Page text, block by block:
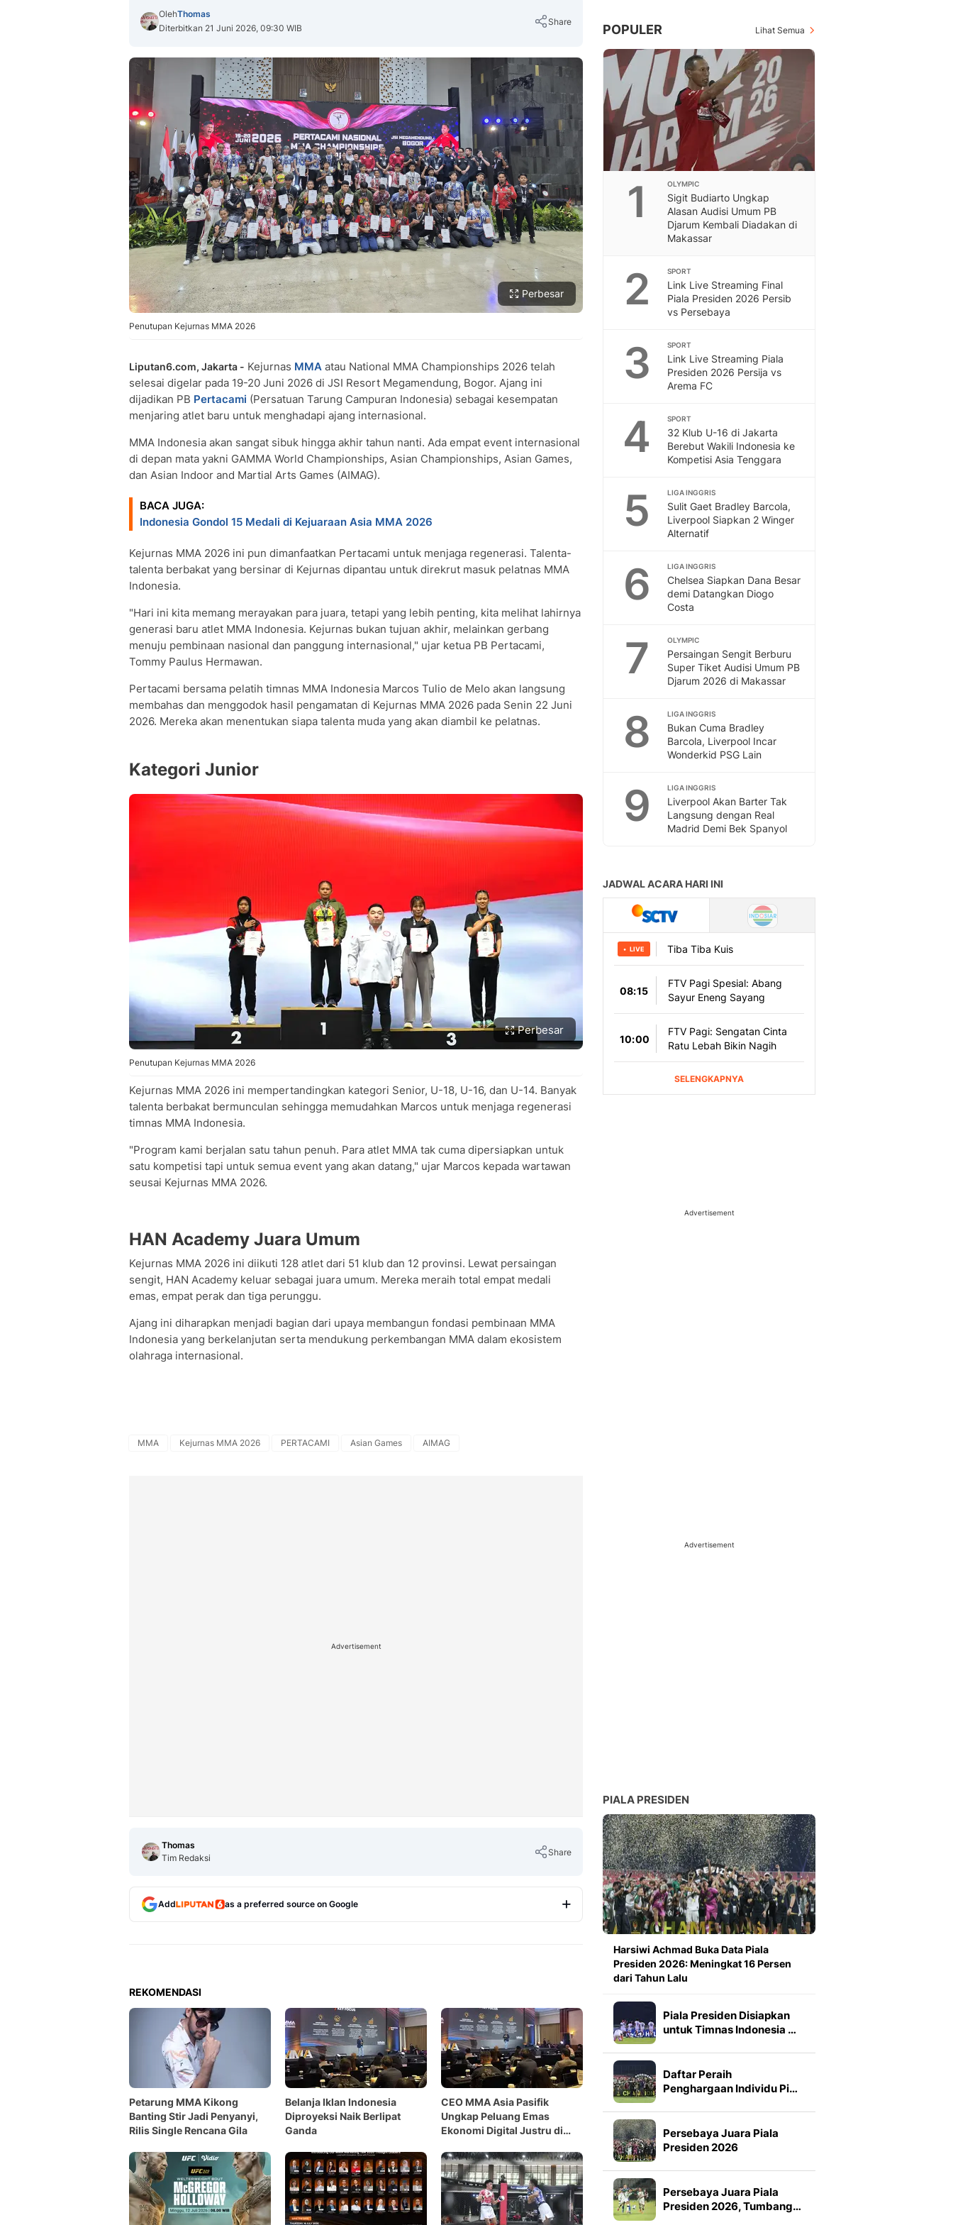
OlehThomas
Diterbitkan 21 Juni 2026, 09:30 WIB
Share
Copy Link
Perbesar
Penutupan Kejurnas MMA 2026
Liputan6.com, Jakarta - Kejurnas MMA atau National MMA Championships 2026 telah
selesai digelar pada 19-20 Juni 2026 di JSI Resort Megamendung, Bogor. Ajang ini
dijadikan PB Pertacami (Persatuan Tarung Campuran Indonesia) sebagai kesempatan
menjaring atlet baru untuk menghadapi ajang internasional.
MMA Indonesia akan sangat sibuk hingga akhir tahun nanti. Ada empat event internasional
di depan mata yakni GAMMA World Championships, Asian Championships, Asian Games,
dan Asian Indoor and Martial Arts Games (AIMAG).
BACA JUGA:
Indonesia Gondol 15 Medali di Kejuaraan Asia MMA 2026
Kejurnas MMA 2026 ini pun dimanfaatkan Pertacami untuk menjaga regenerasi. Talenta-
talenta berbakat yang bersinar di Kejurnas dipantau untuk direkrut masuk pelatnas MMA
Indonesia.
"Hari ini kita memang merayakan para juara, tetapi yang lebih penting, kita melihat lahirnya
generasi baru atlet MMA Indonesia. Kejurnas bukan tujuan akhir, melainkan gerbang
menuju pembinaan nasional dan panggung internasional," ujar ketua PB Pertacami,
Tommy Paulus Hermawan.
Pertacami bersama pelatih timnas MMA Indonesia Marcos Tulio de Melo akan langsung
membahas dan menggodok hasil pengamatan di Kejurnas MMA 2026 pada Senin 22 Juni
2026. Mereka akan menentukan siapa talenta muda yang akan diambil ke pelatnas.
Kategori Junior
Perbesar
Penutupan Kejurnas MMA 2026
Kejurnas MMA 2026 ini mempertandingkan kategori Senior, U-18, U-16, dan U-14. Banyak
talenta berbakat bermunculan sehingga memudahkan Marcos untuk menjaga regenerasi
timnas MMA Indonesia.
"Program kami berjalan satu tahun penuh. Para atlet MMA tak cuma dipersiapkan untuk
satu kompetisi tapi untuk semua event yang akan datang," ujar Marcos kepada wartawan
seusai Kejurnas MMA 2026.
HAN Academy Juara Umum
Kejurnas MMA 2026 ini diikuti 128 atlet dari 51 klub dan 12 provinsi. Lewat persaingan
sengit, HAN Academy keluar sebagai juara umum. Mereka meraih total empat medali
emas, empat perak dan tiga perunggu.
Ajang ini diharapkan menjadi bagian dari upaya membangun fondasi pembinaan MMA
Indonesia yang berkelanjutan serta mendukung perkembangan MMA dalam ekosistem
olahraga internasional.
MMA Kejurnas MMA 2026 PERTACAMI Asian Games AIMAG
Advertisement
Thomas
Tim Redaksi
Share
Add as a preferred source on Google
REKOMENDASI
Petarung MMA Kikong
Banting Stir Jadi Penyanyi,
Rilis Single Rencana Gila
Belanja Iklan Indonesia
Diproyeksi Naik Berlipat
Ganda
CEO MMA Asia Pasifik
Ungkap Peluang Emas
Ekonomi Digital Justru di
POPULER Lihat Semua
1 OLYMPIC
Sigit Budiarto Ungkap
Alasan Audisi Umum PB
Djarum Kembali Diadakan di
Makassar
2 SPORT
Link Live Streaming Final
Piala Presiden 2026 Persib
vs Persebaya
3 SPORT
Link Live Streaming Piala
Presiden 2026 Persija vs
Arema FC
4 SPORT
32 Klub U-16 di Jakarta
Berebut Wakili Indonesia ke
Kompetisi Asia Tenggara
5 LIGA INGGRIS
Sulit Gaet Bradley Barcola,
Liverpool Siapkan 2 Winger
Alternatif
6 LIGA INGGRIS
Chelsea Siapkan Dana Besar
demi Datangkan Diogo
Costa
7 OLYMPIC
Persaingan Sengit Berburu
Super Tiket Audisi Umum PB
Djarum 2026 di Makassar
8 LIGA INGGRIS
Bukan Cuma Bradley
Barcola, Liverpool Incar
Wonderkid PSG Lain
9 LIGA INGGRIS
Liverpool Akan Barter Tak
Langsung dengan Real
Madrid Demi Bek Spanyol
Advertisement
Advertisement
PIALA PRESIDEN
Harsiwi Achmad Buka Data Piala
Presiden 2026: Meningkat 16 Persen
dari Tahun Lalu
Piala Presiden Disiapkan
untuk Timnas Indonesia …
Daftar Peraih
Penghargaan Individu Pi…
Persebaya Juara Piala
Presiden 2026
Persebaya Juara Piala
Presiden 2026, Tumbang…